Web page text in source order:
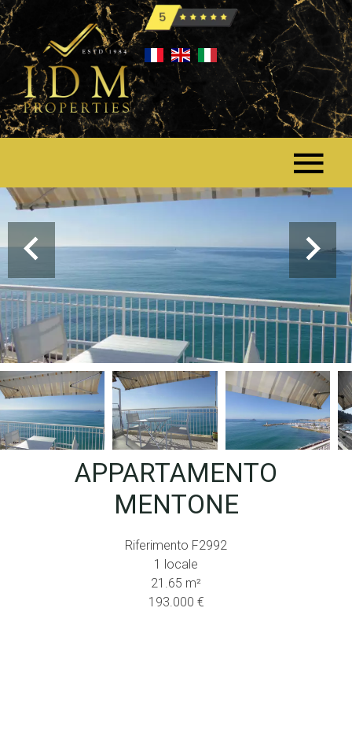
APPARTAMENTO
MENTONE
Riferimento F2992
1 locale
21.65 m²
193.000 €